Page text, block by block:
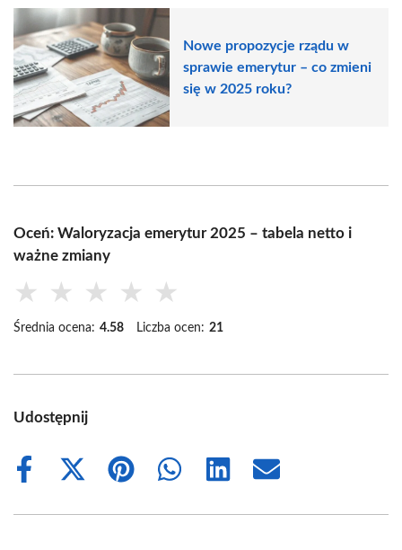
Nowe propozycje rządu w
sprawie emerytur – co zmieni
się w 2025 roku?
Oceń: Waloryzacja emerytur 2025 – tabela netto i
ważne zmiany
★ ★ ★ ★ ★
Średnia ocena: 4.58 Liczba ocen: 21
Udostępnij
Share
Share
(Twitter)
Share
Share
Share
Share